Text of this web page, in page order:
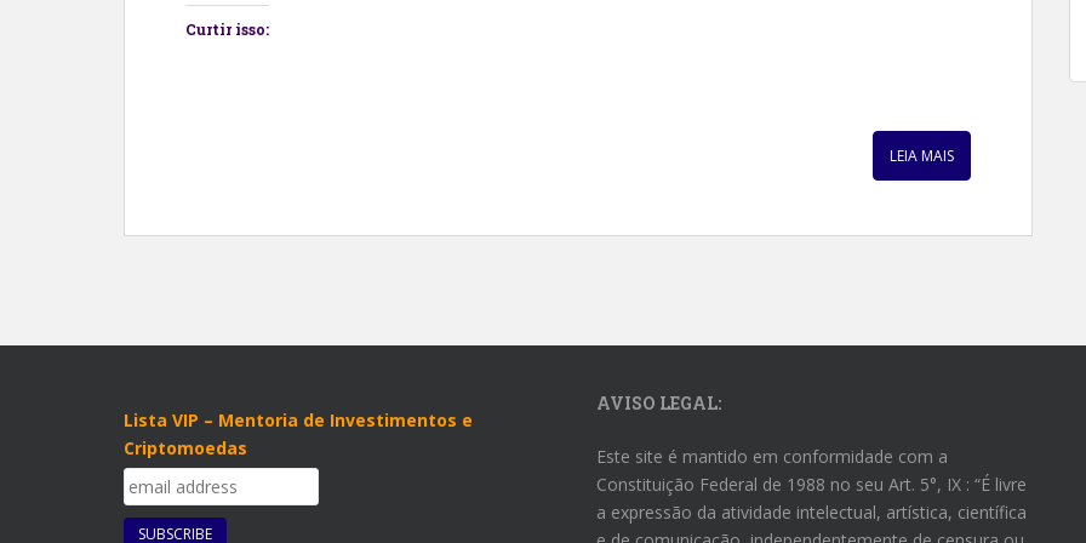
Curtir isso:
LEIA MAIS
Lista VIP – Mentoria de Investimentos e
Criptomoedas
AVISO LEGAL:
Este site é mantido em conformidade com a
Constituição Federal de 1988 no seu Art. 5°, IX : “É livre
a expressão da atividade intelectual, artística, científica